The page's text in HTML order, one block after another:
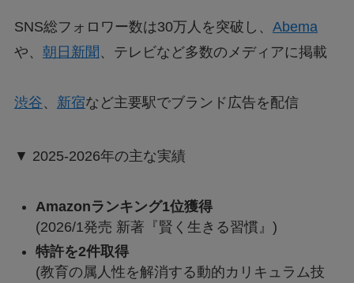
SNS総フォロワー数は30万人を突破し、 Abema
や、 朝日新聞 、テレビなど多数のメディアに掲載
渋谷、 新宿など主要駅でブランド広告を配信
▼ 2025-2026年の主な実績
Amazonランキング1位獲得
(2026/1発売 新著『賢く生きる習慣』)
特許を2件取得
(教育の属人性を解消する動的カリキュラム技